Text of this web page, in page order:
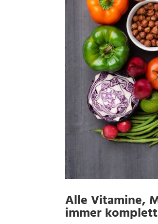
Alle Vitamine,
immer